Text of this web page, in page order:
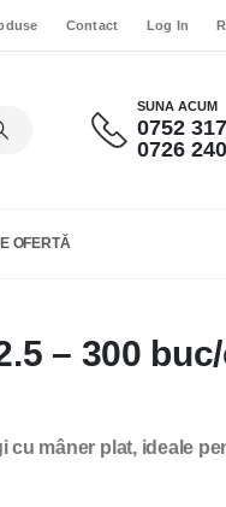
Contact Log In
SUNA ACUM
0752
0726
OFERTĂ
– 300
mâner plat, ideale